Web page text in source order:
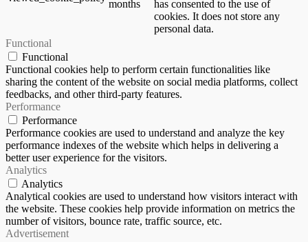
months
has consented to the use of
cookies. It does not store any
personal data.
Functional
Functional
Functional cookies help to perform certain functionalities like
sharing the content of the website on social media platforms, collect
feedbacks, and other third-party features.
Performance
Performance
Performance cookies are used to understand and analyze the key
performance indexes of the website which helps in delivering a
better user experience for the visitors.
Analytics
Analytics
Analytical cookies are used to understand how visitors interact with
the website. These cookies help provide information on metrics the
number of visitors, bounce rate, traffic source, etc.
Advertisement